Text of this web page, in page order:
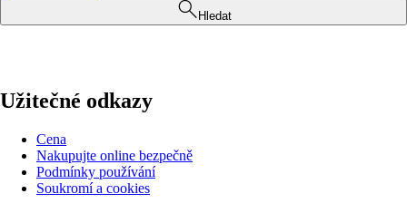
Hledat
Užitečné odkazy
Cena
Nakupujte online bezpečně
Podmínky používání
Soukromí a cookies